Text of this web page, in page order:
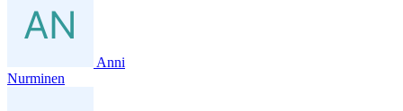
Anni
Nurminen